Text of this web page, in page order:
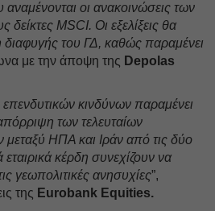
οι ανακοινώσεις των
MSCI. Οι εξελίξεις θα
διαφυγής του ΓΔ, καθώς παραμένει
με την άποψη της Depolas
κινδύνων παραμένει
των τελευταίων
μεταξύ ΗΠΑ και Ιράν από τις δύο
εταιρικά κέρδη συνεχίζουν να
γεωπολιτικές ανησυχίες”,
της Eurobank Equities.